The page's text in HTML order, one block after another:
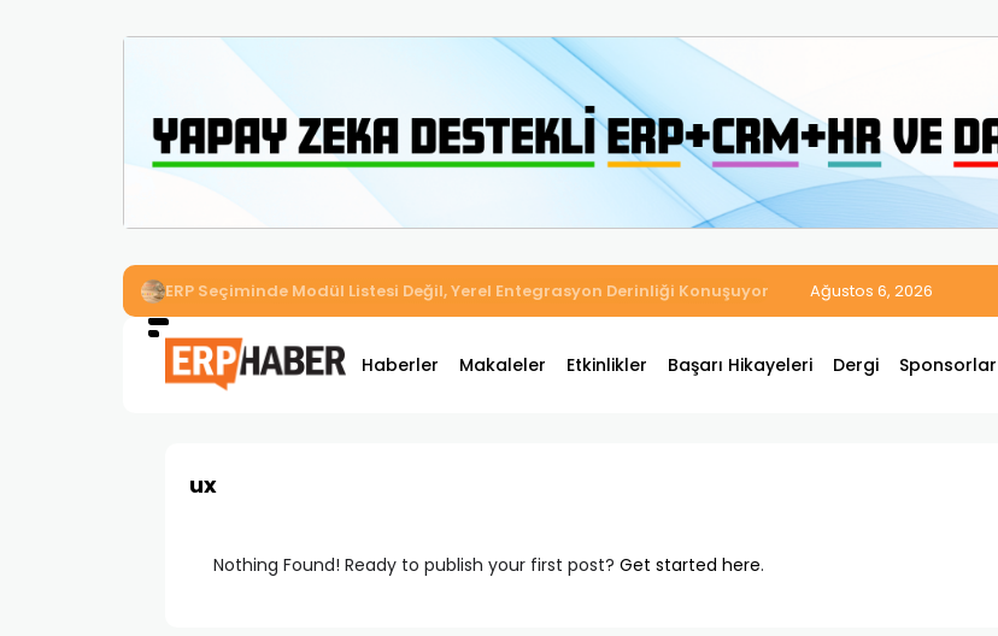
İkizler Aydınlatma, Workcube ERP ile Üretim, Satış ve Muhasebe Süreçlerini Tek Platformda Birleştirdi
Ağustos 6, 2026
Haberler Makaleler Etkinlikler Başarı Hikayeleri Dergi Sponsorlar
ux
Nothing Found! Ready to publish your first post? Get started here.